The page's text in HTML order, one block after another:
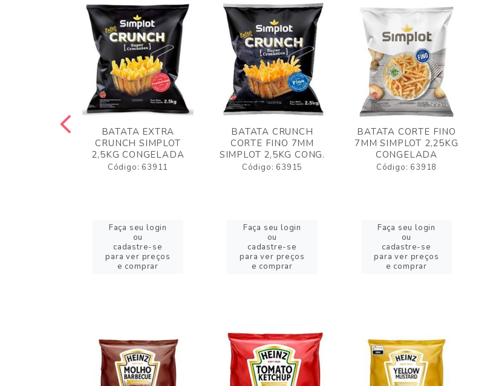
BATATA EXTRA
CRUNCH SIMPLOT
2,5KG CONGELADA
Código: 63911
Faça seu login
ou
cadastre-se
para ver preços
e comprar
BATATA CRUNCH
CORTE FINO 7MM
SIMPLOT 2,5KG CONG.
Código: 63915
Faça seu login
ou
cadastre-se
para ver preços
e comprar
BATATA CORTE FINO
7MM SIMPLOT 2,25KG
CONGELADA
Código: 63918
Faça seu login
ou
cadastre-se
para ver preços
e comprar